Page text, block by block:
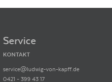
Service
KONTAKT
service@ludwig-von-kapff.de
0421 - 399 43 17